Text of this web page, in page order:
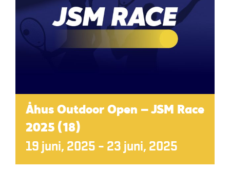
Åhus Outdoor Open – JSM Race
2025 (18)
19 juni, 2025 – 23 juni, 2025